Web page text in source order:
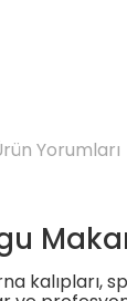
Yorumları
kalıpları,